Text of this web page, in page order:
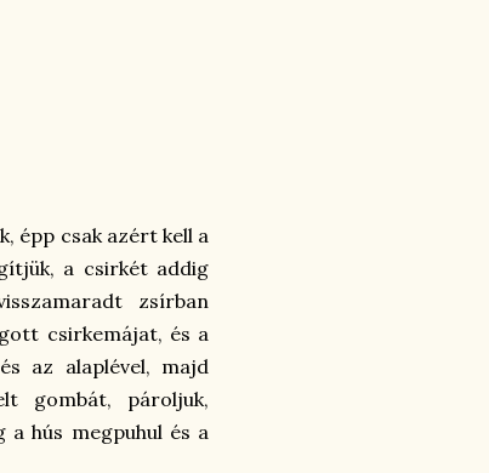
épp csak azért kell a
a csirkét addig
zsírban
csirkemájat, és a
az alaplével, majd
gombát, pároljuk,
a hús megpuhul és a